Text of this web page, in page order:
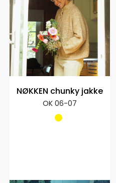
NØKKEN chunky jakke
OK 06-07